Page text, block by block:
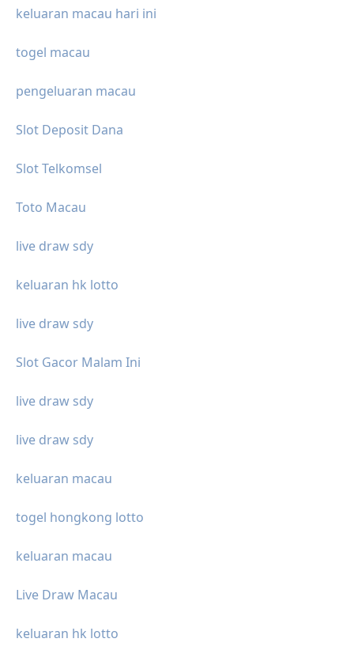
keluaran macau hari ini
togel macau
pengeluaran macau
Slot Deposit Dana
Slot Telkomsel
Toto Macau
live draw sdy
keluaran hk lotto
live draw sdy
Slot Gacor Malam Ini
live draw sdy
live draw sdy
keluaran macau
togel hongkong lotto
keluaran macau
Live Draw Macau
keluaran hk lotto